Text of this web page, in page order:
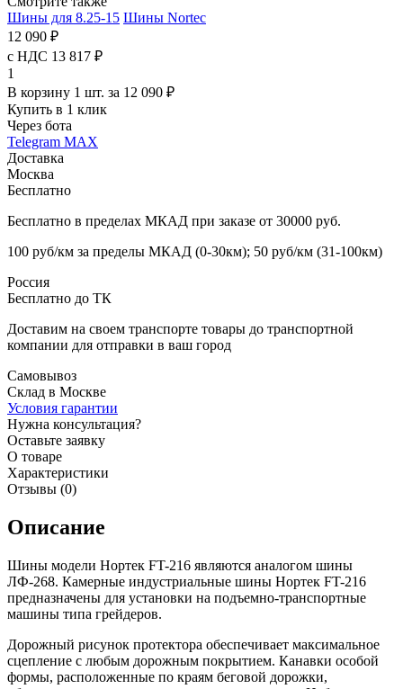
Шины для 8.25-15 Шины Nortec
12 090 ₽
с НДС 13 817 ₽
1
В корзину 1 шт. за 12 090 ₽
Купить в 1 клик
Через бота
Telegram MAX
Доставка
Москва
Бесплатно
Бесплатно в пределах МКАД при заказе от 30000 руб.
100 руб/км за пределы МКАД (0-30км); 50 руб/км (31-100км)
Россия
Бесплатно до ТК
Доставим на своем транспорте товары до транспортной
компании для отправки в ваш город
Самовывоз
Склад в Москве
Условия гарантии
Нужна консультация?
Оставьте заявку
О товаре
Характеристики
Отзывы (0)
Описание
Шины модели Нортек FT-216 являются аналогом шины
ЛФ-268. Камерные индустриальные шины Нортек FT-216
предназначены для установки на подъемно-транспортные
машины типа грейдеров.
Дорожный рисунок протектора обеспечивает максимальное
сцепление с любым дорожным покрытием. Канавки особой
формы, расположенные по краям беговой дорожки,